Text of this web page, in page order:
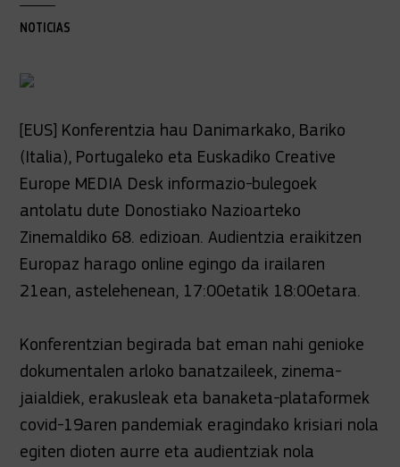
NOTICIAS
[EUS] Konferentzia hau Danimarkako, Bariko
(Italia), Portugaleko eta Euskadiko Creative
Europe MEDIA Desk informazio-bulegoek
antolatu dute Donostiako Nazioarteko
Zinemaldiko 68. edizioan. Audientzia eraikitzen
Europaz harago online egingo da irailaren
21ean, astelehenean, 17:00etatik 18:00etara.
Konferentzian begirada bat eman nahi genioke
dokumentalen arloko banatzaileek, zinema-
jaialdiek, erakusleak eta banaketa-plataformek
covid-19aren pandemiak eragindako krisiari nola
egiten dioten aurre eta audientziak nola